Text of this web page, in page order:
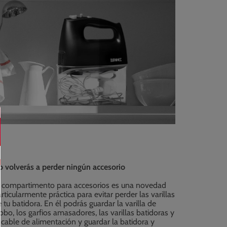
volverás a perder ningún accesorio
compartimento para accesorios es una novedad
práctica para evitar perder las varillas
tu batidora. En él podrás guardar la varilla de
los garfios amasadores, las varillas batidoras y
cable de alimentación y guardar la batidora y